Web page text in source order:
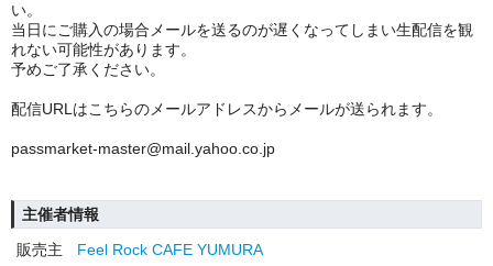
い。
当日にご購入の場合メールを送るのが遅くなってしまい生配信を観
れない可能性があります。
予めご了承ください。
配信URLはこちらのメールアドレスからメールが送られます。
passmarket-master@mail.yahoo.co.jp
主催者情報
販売主
Feel Rock CAFE YUMURA